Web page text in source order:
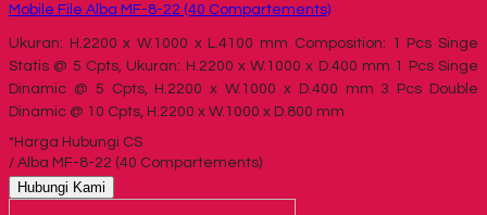
Mobile File Alba MF-8-22 (40 Compartements)
Ukuran: H.2200 x W.1000 x L.4100 mm Composition: 1 Pcs Singe
Statis @ 5 Cpts, Ukuran: H.2200 x W.1000 x D.400 mm 1 Pcs Singe
Dinamic @ 5 Cpts, H.2200 x W.1000 x D.400 mm 3 Pcs Double
Dinamic @ 10 Cpts, H.2200 x W.1000 x D.800 mm
*Harga Hubungi CS
/ Alba MF-8-22 (40 Compartements)
Hubungi Kami